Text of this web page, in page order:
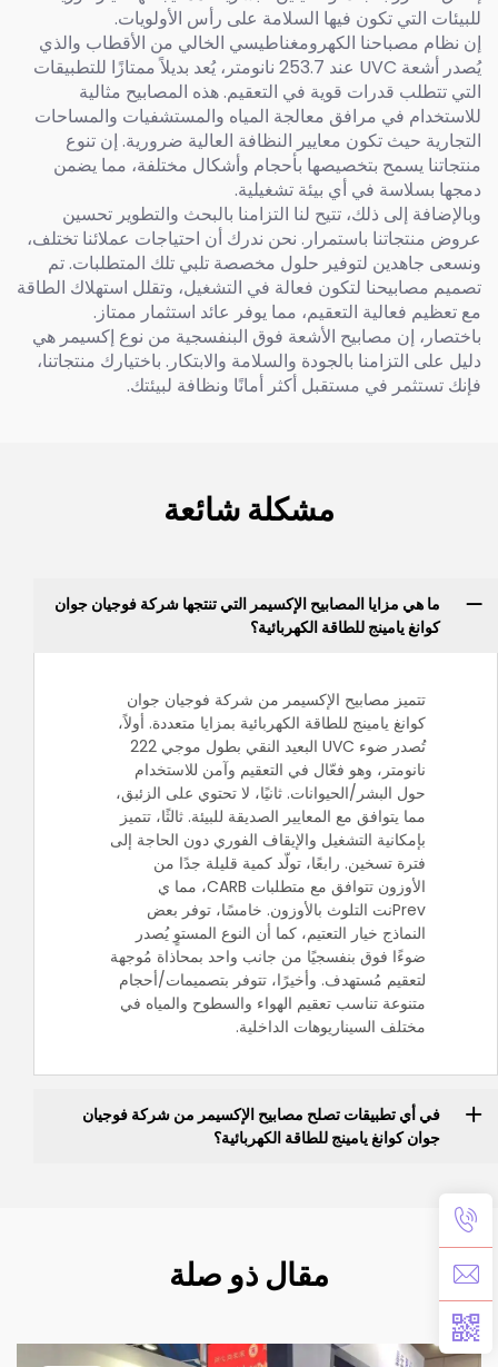
للبيئات التي تكون فيها السلامة على رأس الأولويات.
إن نظام مصباحنا الكهرومغناطيسي الخالي من الأقطاب والذي
يُصدر أشعة UVC عند 253.7 نانومتر، يُعد بديلاً ممتازًا للتطبيقات
التي تتطلب قدرات قوية في التعقيم. هذه المصابيح مثالية
للاستخدام في مرافق معالجة المياه والمستشفيات والمساحات
التجارية حيث تكون معايير النظافة العالية ضرورية. إن تنوع
منتجاتنا يسمح بتخصيصها بأحجام وأشكال مختلفة، مما يضمن
دمجها بسلاسة في أي بيئة تشغيلية.
وبالإضافة إلى ذلك، تتيح لنا التزامنا بالبحث والتطوير تحسين
عروض منتجاتنا باستمرار. نحن ندرك أن احتياجات عملائنا تختلف،
ونسعى جاهدين لتوفير حلول مخصصة تلبي تلك المتطلبات. تم
تصميم مصابيحنا لتكون فعالة في التشغيل، وتقلل استهلاك الطاقة
مع تعظيم فعالية التعقيم، مما يوفر عائد استثمار ممتاز.
باختصار، إن مصابيح الأشعة فوق البنفسجية من نوع إكسيمر هي
دليل على التزامنا بالجودة والسلامة والابتكار. باختيارك منتجاتنا،
فإنك تستثمر في مستقبل أكثر أمانًا ونظافة لبيئتك.
مشكلة شائعة
ما هي مزايا المصابيح الإكسيمر التي تنتجها شركة فوجيان جوان
كوانغ يامينج للطاقة الكهربائية؟
تتميز مصابيح الإكسيمر من شركة فوجيان جوان
كوانغ يامينج للطاقة الكهربائية بمزايا متعددة. أولاً،
تُصدر ضوء UVC البعيد النقي بطول موجي 222
نانومتر، وهو فعّال في التعقيم وآمن للاستخدام
حول البشر/الحيوانات. ثانيًا، لا تحتوي على الزئبق،
مما يتوافق مع المعايير الصديقة للبيئة. ثالثًا، تتميز
بإمكانية التشغيل والإيقاف الفوري دون الحاجة إلى
فترة تسخين. رابعًا، تولّد كمية قليلة جدًا من
الأوزون تتوافق مع متطلبات CARB، مما ي
Prevنت التلوث بالأوزون. خامسًا، توفر بعض
النماذج خيار التعتيم، كما أن النوع المستوٍ يُصدر
ضوءًا فوق بنفسجيًا من جانب واحد بمحاذاة مُوجهة
لتعقيم مُستهدف. وأخيرًا، تتوفر بتصميمات/أحجام
متنوعة تناسب تعقيم الهواء والسطوح والمياه في
مختلف السيناريوهات الداخلية.
في أي تطبيقات تصلح مصابيح الإكسيمر من شركة فوجيان
جوان كوانغ يامينج للطاقة الكهربائية؟
مقال ذو صلة